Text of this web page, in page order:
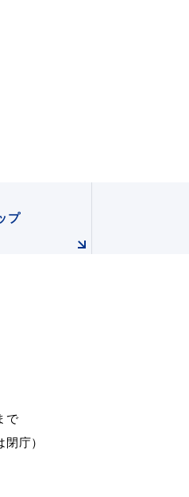
プ
で
庁）